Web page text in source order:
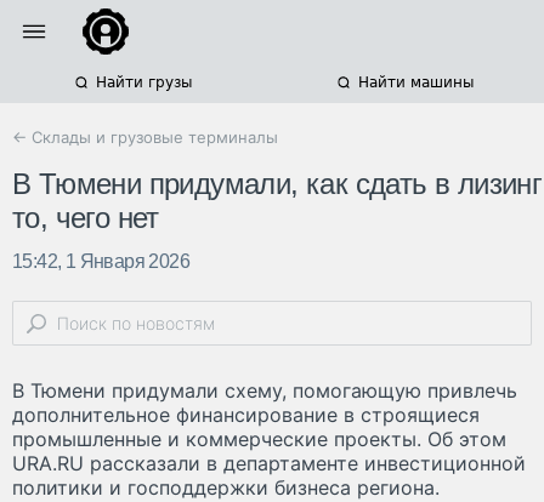
Найти грузы Найти машины
← Склады и грузовые терминалы
В Тюмени придумали, как сдать в лизинг
то, чего нет
15:42, 1 Января 2026
В Тюмени придумали схему, помогающую привлечь
дополнительное финансирование в строящиеся
промышленные и коммерческие проекты. Об этом
URA.RU рассказали в департаменте инвестиционной
политики и господдержки бизнеса региона.